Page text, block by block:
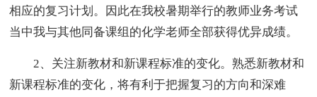
相应的复习计划。因此在我校暑期举行的教师业务考试
当中我与其他同备课组的化学老师全部获得优异成绩。
2、关注新教材和新课程标准的变化。熟悉新教材和
新课程标准的变化，将有利于把握复习的方向和深难